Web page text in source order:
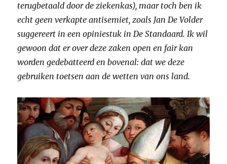
terugbetaald door de ziekenkas), maar toch ben ik
echt geen verkapte antisemiet, zoals Jan De Volder
suggereert in een opiniestuk in De Standaard. Ik wil
gewoon dat er over deze zaken open en fair kan
worden gedebatteerd en bovenal: dat we deze
gebruiken toetsen aan de wetten van ons land.